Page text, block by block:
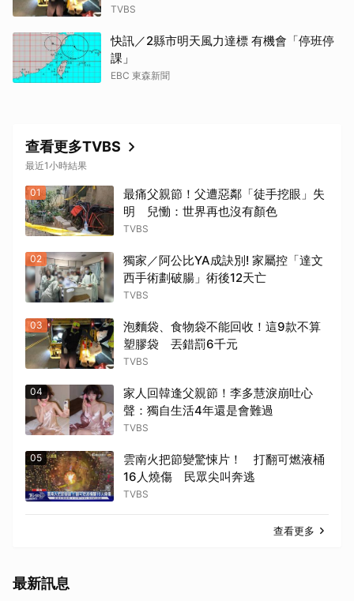
TVBS
快訊／2縣市明天風力達標 有機會「停班停
課」
EBC 東森新聞
查看更多TVBS
最近1小時結果
01
最痛父親節！父遭惡鄰「徒手挖眼」失
明 兒慟：世界再也沒有顏色
TVBS
02
獨家／阿公比YA成訣別! 家屬控「達文
西手術劃破腸」術後12天亡
TVBS
03
泡麵袋、食物袋不能回收！這9款不算
塑膠袋 丟錯罰6千元
TVBS
04
家人回韓逢父親節！李多慧淚崩吐心
聲：獨自生活4年還是會難過
TVBS
05
雲南火把節變驚悚片！ 打翻可燃液桶
16人燒傷 民眾尖叫奔逃
TVBS
查看更多
最新訊息